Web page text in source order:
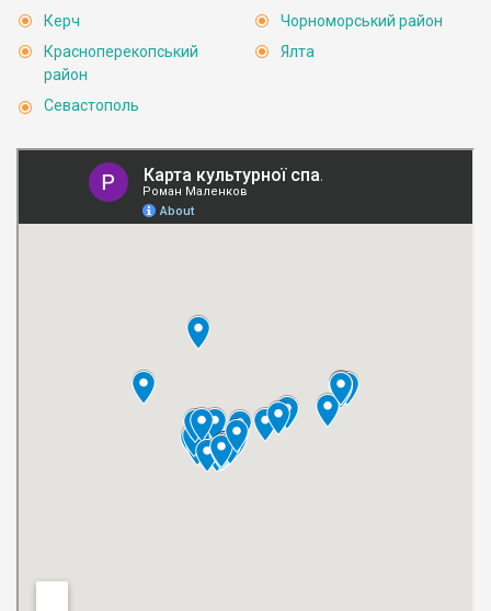
Керч
Красноперекопський
район
Севастополь
Чорноморський район
Ялта